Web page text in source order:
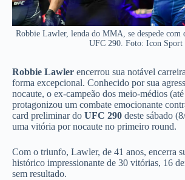
Robbie Lawler, lenda do MMA, se despede com
UFC 290. Foto: Icon Sport
Robbie Lawler encerrou sua notável
forma excepcional. Conhecido por sua
nocaute, o ex-campeão dos meio-médios
protagonizou um combate emocionante
card preliminar do UFC 290 deste sábado
uma vitória por nocaute no primeiro round.
Com o triunfo, Lawler, de 41 anos, encerra
histórico impressionante de 30 vitórias, 16
sem resultado.